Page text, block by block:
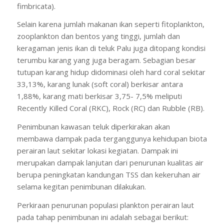
fimbricata).
Selain karena jumlah makanan ikan seperti fitoplankton,
zooplankton dan bentos yang tinggi, jumlah dan
keragaman jenis ikan di teluk Palu juga ditopang kondisi
terumbu karang yang juga beragam. Sebagian besar
tutupan karang hidup didominasi oleh hard coral sekitar
33,13%, karang lunak (soft coral) berkisar antara
1,88%, karang mati berkisar 3,75- 7,5% meliputi
Recently Killed Coral (RKC), Rock (RC) dan Rubble (RB).
Penimbunan kawasan teluk diperkirakan akan
membawa dampak pada terganggunya kehidupan biota
perairan laut sekitar lokasi kegiatan. Dampak ini
merupakan dampak lanjutan dari penurunan kualitas air
berupa peningkatan kandungan TSS dan kekeruhan air
selama kegitan penimbunan dilakukan.
Perkiraan penurunan populasi plankton perairan laut
pada tahap penimbunan ini adalah sebagai berikut: